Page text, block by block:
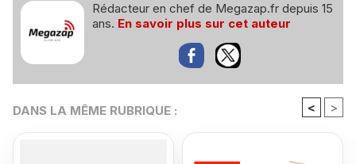
Rédacteur en chef de Megazap.fr depuis 15
ans. En savoir plus sur cet auteur
DANS LA MÊME RUBRIQUE : < >